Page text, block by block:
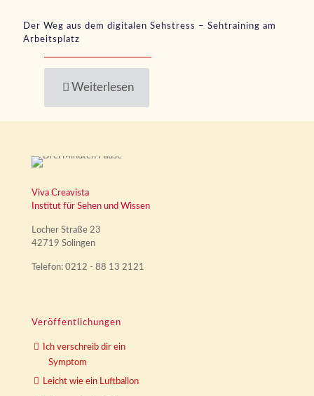
Der Weg aus dem digitalen Sehstress – Sehtraining am
Arbeitsplatz
Weiterlesen
Viva Creavista
Institut für Sehen und Wissen
Locher Straße 23
42719 Solingen
Telefon: 0212 - 88 13 2121
Veröffentlichungen
Ich verschreib dir ein
Symptom
Leicht wie ein Luftballon